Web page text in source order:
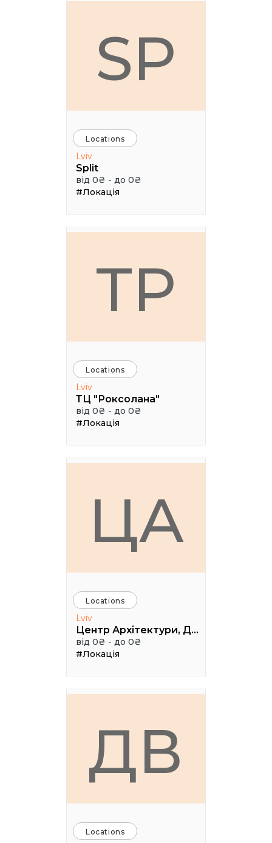
SP
Locations
Lviv
Split
від 0₴ - до 0₴
#Локація
ТР
Locations
Lviv
ТЦ "Роксолана"
від 0₴ - до 0₴
#Локація
ЦА
Locations
Lviv
Центр Архітектури, Дизайну та Урбаністики Порохова ВЕЖА
від 0₴ - до 0₴
#Локація
ДВ
Locations